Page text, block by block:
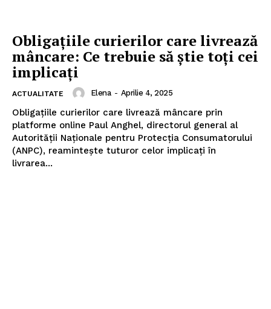
Obligațiile curierilor care livrează
mâncare: Ce trebuie să știe toți cei
implicați
ACTUALITATE Elena - Aprilie 4, 2025
Obligațiile curierilor care livrează mâncare prin
platforme online Paul Anghel, directorul general al
Autorităţii Naţionale pentru Protecţia Consumatorului
(ANPC), reamintește tuturor celor implicați în
livrarea...